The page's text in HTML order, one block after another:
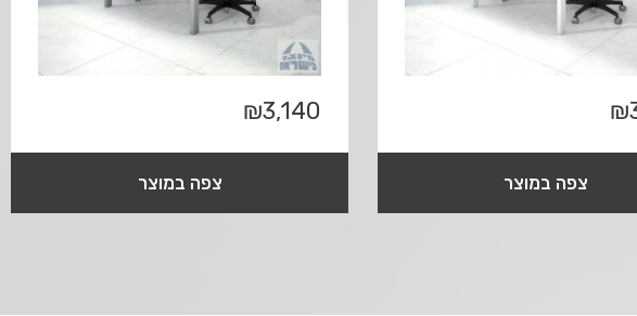
₪
צפה במוצר
₪3,140
צפה במוצר